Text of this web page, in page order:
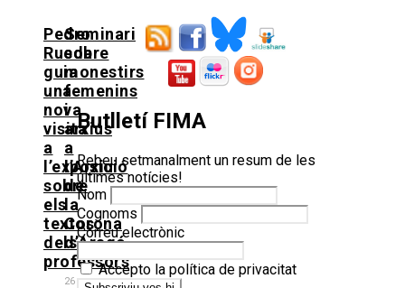
Pedro
Rueda
guia
una
nova
visita
a
l’exposició
sobre
els
textos
dels
professors
Seminari
sobre
monestirs
femenins
i
arxius
a
l’Arxiu
de
la
Corona
d’Aragó
26
Butlletí FIMA
Rebeu setmanalment un resum de les
últimes notícies!
Nom
Cognoms
Correu electrònic
Accepto la política de privacitat